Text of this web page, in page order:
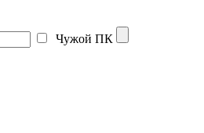
Чужой ПК